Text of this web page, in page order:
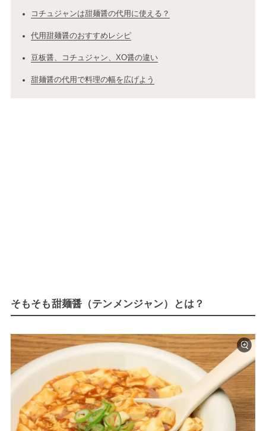
コチュジャンは甜麺醤の代用に使える？
代用甜麺醤のおすすめレシピ
豆板醤、コチュジャン、XO醤の違い
甜麺醤の代用で料理の幅を広げよう
そもそも甜麺醤（テンメンジャン）とは？